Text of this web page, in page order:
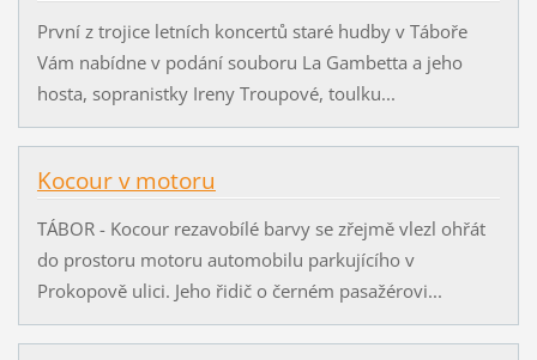
První z trojice letních koncertů staré hudby v Táboře
Vám nabídne v podání souboru La Gambetta a jeho
hosta, sopranistky Ireny Troupové, toulku...
Kocour v motoru
TÁBOR - Kocour rezavobílé barvy se zřejmě vlezl ohřát
do prostoru motoru automobilu parkujícího v
Prokopově ulici. Jeho řidič o černém pasažérovi...